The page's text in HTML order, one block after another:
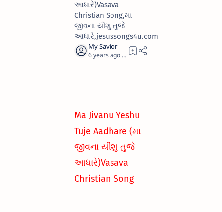
આધારે)Vasava
Christian Song,મા
જીવના યીશુ તુજે
આધારે,jesussongs4u.com
6 years ago 0
Ma Jivanu Yeshu
Tuje Aadhare (મા
જીવના યીશુ તુજે
આધારે)Vasava
Christian Song